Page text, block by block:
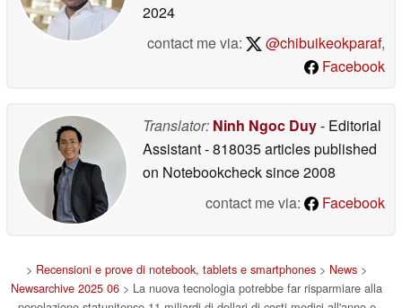
2024
contact me via:
@chibuikeokparaf,
Facebook
Translator: Ninh Ngoc Duy- Editorial
Assistant- 818035 articles published
on Notebookchecksince 2008
contact me via:
Facebook
> Recensioni e prove di notebook, tablets e smartphones > News >
Newsarchive 2025 06 > La nuova tecnologia potrebbe far risparmiare alla